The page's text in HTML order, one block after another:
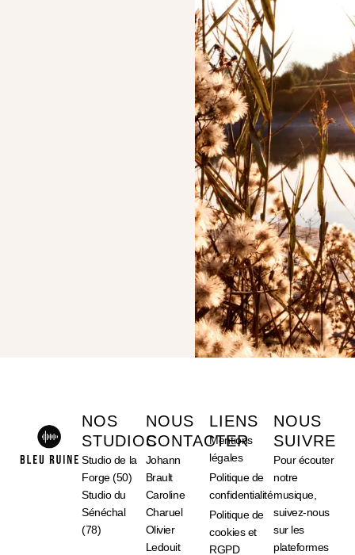
NOS
STUDIOS
Studio de la
Forge (50)
Studio du
Sénéchal
(78)
NOUS
CONTACTER
Johann
Brault
Caroline
Charuel
Olivier
Ledouit
LIENS
Mentions
légales
Politique de
confidentialité
Politique de
cookies et
RGPD
NOUS
SUIVRE
Pour écouter
notre
musique,
suivez-nous
sur les
plateformes